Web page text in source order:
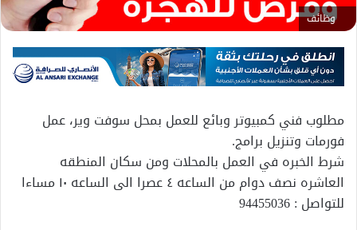
وظائف
مطلوب فني كمبيوتر وبائع للعمل بمحل سوفت وير، عمل
فورمات وتنزيل برامج.
شرط الخبره في العمل بالمحلات ومن سكان المنطقه
العاشره نصف دوام من الساعه ٤ عصرا الى الساعه ١٠ مساءا
للتواصل : 94455036